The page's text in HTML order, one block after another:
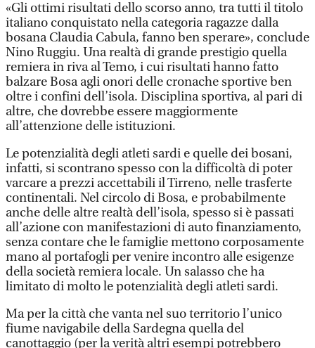
«Gli ottimi risultati dello scorso anno, tra tutti il titolo
italiano conquistato nella categoria ragazze dalla
bosana Claudia Cabula, fanno ben sperare», conclude
Nino Ruggiu. Una realtà di grande prestigio quella
remiera in riva al Temo, i cui risultati hanno fatto
balzare Bosa agli onori delle cronache sportive ben
oltre i confini dell’isola. Disciplina sportiva, al pari di
altre, che dovrebbe essere maggiormente
all’attenzione delle istituzioni.
Le potenzialità degli atleti sardi e quelle dei bosani,
infatti, si scontrano spesso con la difficoltà di poter
varcare a prezzi accettabili il Tirreno, nelle trasferte
continentali. Nel circolo di Bosa, e probabilmente
anche delle altre realtà dell’isola, spesso si è passati
all’azione con manifestazioni di auto finanziamento,
senza contare che le famiglie mettono corposamente
mano al portafogli per venire incontro alle esigenze
della società remiera locale. Un salasso che ha
limitato di molto le potenzialità degli atleti sardi.
Ma per la città che vanta nel suo territorio l’unico
fiume navigabile della Sardegna quella del
canottaggio (per la verità altri esempi potrebbero